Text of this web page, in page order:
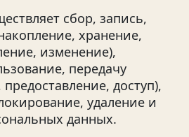
сбор, запись,
хранение,
изменение),
передачу
доступ),
удаление и
данных.